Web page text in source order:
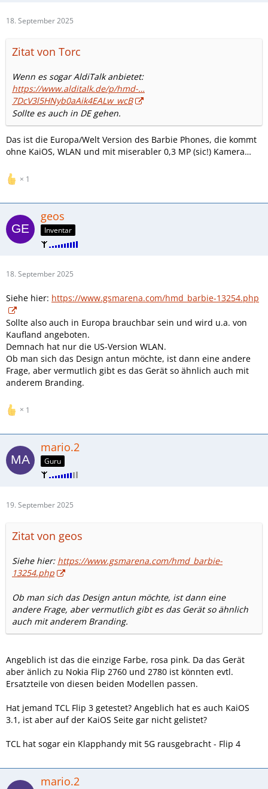
18. September 2025
Zitat von Torc
Wenn es sogar AldiTalk anbietet:
https://www.alditalk.de/p/hmd-…
7DcV3l5HNyb0aAik4EALw_wcB
Sollte es auch in DE gehen.
Das ist die Europa/Welt Version des Barbie Phones, die kommt
ohne KaiOS, WLAN und mit miserabler 0,3 MP (sic!) Kamera…
1
geos
Inventar
18. September 2025
Siehe hier: https://www.gsmarena.com/hmd_barbie-13254.php
Sollte also auch in Europa brauchbar sein und wird u.a. von
Kaufland angeboten.
Demnach hat nur die US-Version WLAN.
Ob man sich das Design antun möchte, ist dann eine andere
Frage, aber vermutlich gibt es das Gerät so ähnlich auch mit
anderem Branding.
1
mario.2
Guru
19. September 2025
Zitat von geos
Siehe hier: https://www.gsmarena.com/hmd_barbie-
13254.php
Ob man sich das Design antun möchte, ist dann eine
andere Frage, aber vermutlich gibt es das Gerät so ähnlich
auch mit anderem Branding.
Angeblich ist das die einzige Farbe, rosa pink. Da das Gerät
aber änlich zu Nokia Flip 2760 und 2780 ist könnten evtl.
Ersatzteile von diesen beiden Modellen passen.
Hat jemand TCL Flip 3 getestet? Angeblich hat es auch KaiOS
3.1, ist aber auf der KaiOS Seite gar nicht gelistet?
TCL hat sogar ein Klapphandy mit 5G rausgebracht - Flip 4
mario.2